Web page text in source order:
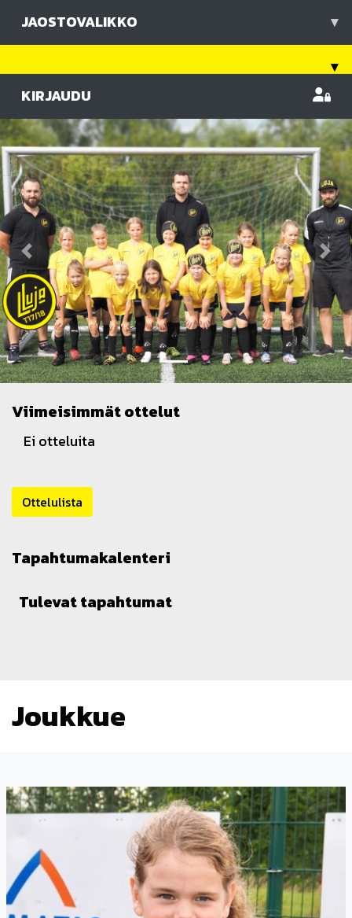
JAOSTOVALIKKO ▾
▾
KIRJAUDU
Previous
Viimeisimmät ottelut
Ei otteluita
Ottelulista
Tapahtumakalenteri
Tulevat tapahtumat
Joukkue